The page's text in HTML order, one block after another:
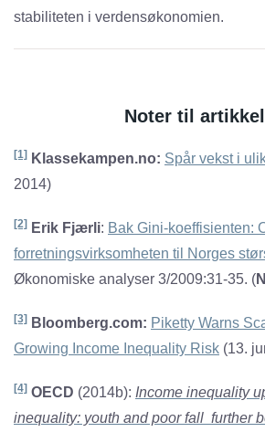
stabiliteten i verdensøkonomien.
Noter til
[1] Klassekampen.no: Spår vekst i
2014)
[2] Erik Fjærli: Bak Gini-koeffisienten:
forretningsvirksomheten til Norges
Økonomiske analyser 3/2009:31-35. (
[3] Bloomberg.com: Piketty Warns
Growing Income Inequality Risk (13.
[4] OECD (2014b): Income inequality
inequality: youth and poor fall further